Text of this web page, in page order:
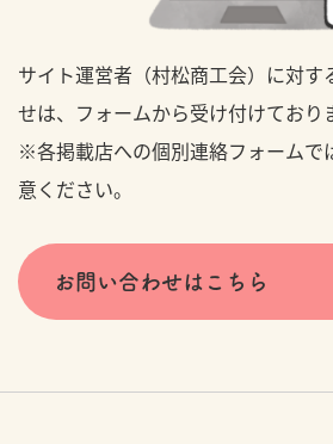
サイト運営者（村松商工会）に対す
せは、フォームから受け付けており
※各掲載店への個別連絡フォームで
意ください。
お問い合わせはこちら